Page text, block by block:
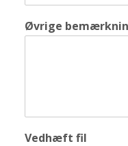
Øvrige
Vedhæft fil